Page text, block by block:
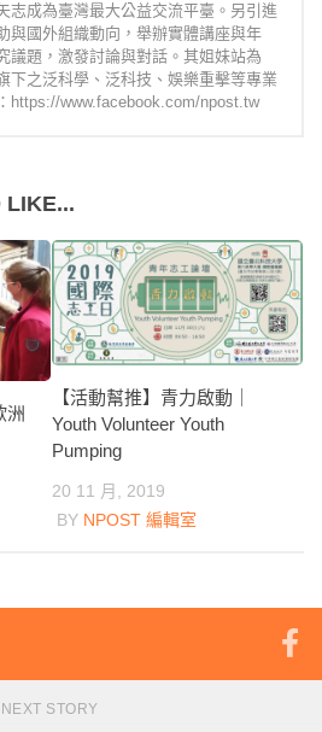
志成為臺灣最大公益交流平臺。另引進
與國外組織動向，舉辦實體講座與年
議題，激發討論與對話。其姐妹站為
下之泛科學、泛科技、娛樂重擊等專業
https://www.facebook.com/npost.tw
LIKE...
洲
【活動幫推】青力啟動｜
Youth Volunteer Youth
Pumping
20 11 月, 2019
BY NPOST 編輯室
NEXT STORY